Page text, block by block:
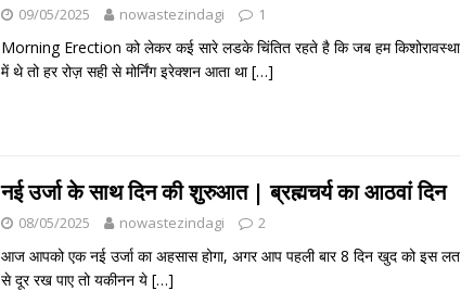
09/05/2025 nowastezindagi 1
Morning Erection को लेकर कई सारे लडके चिंतित रहते है कि जब हम किशोरावस्था
में थे तो हर रोज़ सही से मोर्निंग इरेक्शन आता था[…]
नई उर्जा के साथ दिन की शुरुआत | ब्रह्मचर्य का आठवां दिन
08/05/2025 nowastezindagi 2
आज आपको एक नई उर्जा का अहसास होगा, अगर आप पहली बार 8 दिन खुद को इस लत
से दूर रख पाए तो यकीनन ये […]